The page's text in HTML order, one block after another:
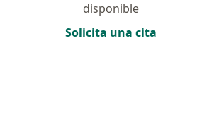
disponible
Solicita una cita